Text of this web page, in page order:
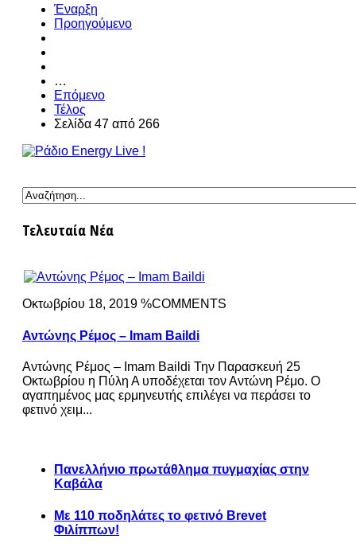
Έναρξη
Προηγούμενο
…
Επόμενο
Τέλος
Σελίδα 47 από 266
Τελευταία Νέα
Οκτωβρίου 18, 2019 %COMMENTS
Αντώνης Ρέμος – Imam Baildi
Αντώνης Ρέμος – Imam Baildi Την Παρασκευή 25
Οκτωβρίου η Πύλη Α υποδέχεται τον Αντώνη Ρέμο. Ο
αγαπημένος μας ερμηνευτής επιλέγει να περάσει το
φετινό χειμ...
Πανελλήνιο πρωτάθλημα πυγμαχίας στην
Καβάλα
Με 110 ποδηλάτες το φετινό Brevet
Φιλίππων!